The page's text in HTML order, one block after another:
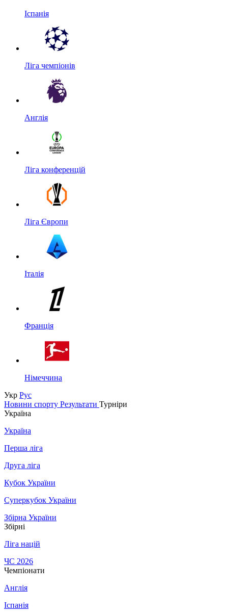
Іспанія
Ліга чемпіонів
Англія
Ліга конференцій
Ліга Європи
Італія
Франція
Німеччина
Укр Рус
Новини спорту Результати Турніри
Україна
Україна
Перша ліга
Друга ліга
Кубок України
Суперкубок України
Збірна України
Збірні
Ліга націй
ЧС 2026
Чемпіонати
Англія
Іспанія